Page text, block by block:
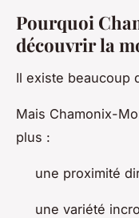
Pourquoi
découvrir la
Il existe beaucoup
Mais Chamonix-
plus :
une proximité
une variété